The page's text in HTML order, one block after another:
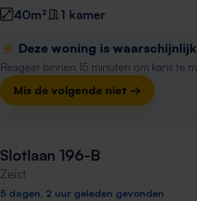
40m² 1 kamer
⚡️ Deze woning is
Reageer binnen 15 minuten om kans te
Mis de volgende niet →
Slotlaan 196-B
Zeist
5 dagen, 2 uur geleden gevonden